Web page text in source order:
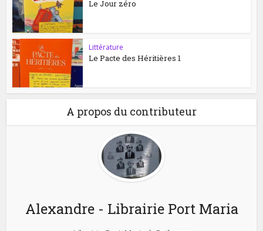
Le Jour zéro
Littérature
Le Pacte des Héritières 1
A propos du contributeur
Alexandre - Librairie Port Maria